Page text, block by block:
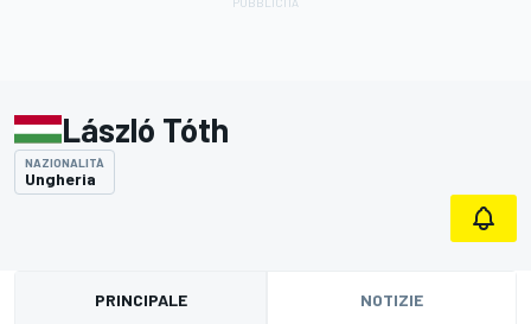
László Tóth
NAZIONALITÀ
Ungheria
PRINCIPALE NOTIZIE